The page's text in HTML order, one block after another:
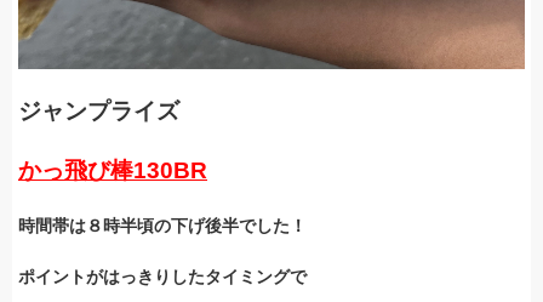
ジャンプライズ
かっ飛び棒130BR
時間帯は８時半頃の下げ後半でした！
ポイントがはっきりしたタイミングで